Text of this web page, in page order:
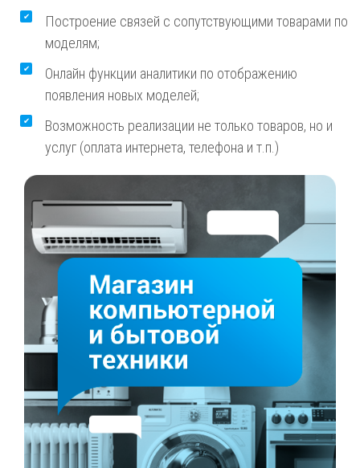
Построение связей с сопутствующими товарами по
моделям;
Онлайн функции аналитики по отображению
появления новых моделей;
Возможность реализации не только товаров, но и
услуг (оплата интернета, телефона и т.п.)